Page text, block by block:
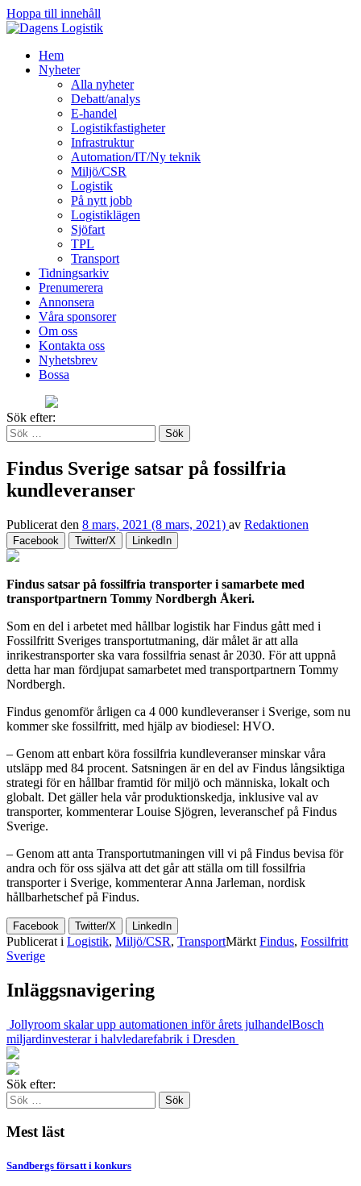
Hoppa till innehåll
Hem
Nyheter
Alla nyheter
Debatt/analys
E-handel
Logistikfastigheter
Infrastruktur
Automation/IT/Ny teknik
Miljö/CSR
Logistik
På nytt jobb
Logistiklägen
Sjöfart
TPL
Transport
Tidningsarkiv
Prenumerera
Annonsera
Våra sponsorer
Om oss
Kontakta oss
Nyhetsbrev
Bossa
Sök efter:
Findus Sverige satsar på fossilfria
kundleveranser
Publicerat den 8 mars, 2021 (8 mars, 2021) av Redaktionen
Facebook Twitter/X LinkedIn
Findus satsar på fossilfria transporter i samarbete med
transportpartnern Tommy Nordbergh Åkeri.
Som en del i arbetet med hållbar logistik har Findus gått med i
Fossilfritt Sveriges transportutmaning, där målet är att alla
inrikestransporter ska vara fossilfria senast år 2030. För att uppnå
detta har man fördjupat samarbetet med transportpartnern Tommy
Nordbergh.
Findus genomför årligen ca 4 000 kundleveranser i Sverige, som nu
kommer ske fossilfritt, med hjälp av biodiesel: HVO.
– Genom att enbart köra fossilfria kundleveranser minskar våra
utsläpp med 84 procent. Satsningen är en del av Findus långsiktiga
strategi för en hållbar framtid för miljö och människa, lokalt och
globalt. Det gäller hela vår produktionskedja, inklusive val av
transporter, kommenterar Louise Sjögren, leveranschef på Findus
Sverige.
– Genom att anta Transportutmaningen vill vi på Findus bevisa för
andra och för oss själva att det går att ställa om till fossilfria
transporter i Sverige, kommenterar Anna Jarleman, nordisk
hållbarhetschef på Findus.
Facebook Twitter/X LinkedIn
Publicerat i Logistik, Miljö/CSR, TransportMärkt Findus, Fossilfritt
Sverige
Inläggsnavigering
Jollyroom skalar upp automationen inför årets julhandelBosch
miljardinvesterar i halvledarefabrik i Dresden
Sök efter:
Mest läst
Sandbergs försatt i konkurs